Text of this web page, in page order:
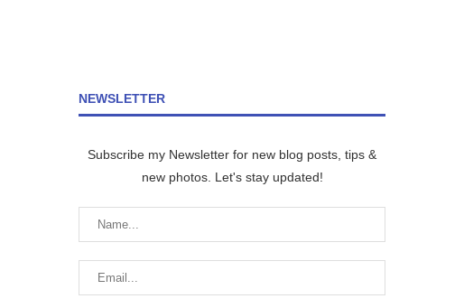
NEWSLETTER
Subscribe my Newsletter for new blog posts, tips &
new photos. Let's stay updated!